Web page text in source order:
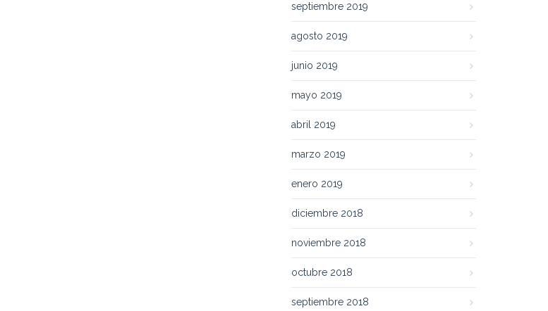
septiembre 2019
agosto 2019
junio 2019
mayo 2019
abril 2019
marzo 2019
enero 2019
diciembre 2018
noviembre 2018
octubre 2018
septiembre 2018